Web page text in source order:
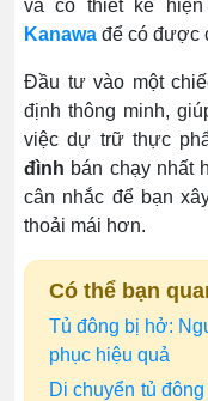
và có thiết kế
Kanawa để có được
Đầu tư vào một
định thông minh,
việc dự trữ thực
đình bán chạy nhất
cân nhắc để bạn
thoải mái hơn.
Có thể bạn
Tủ đông bị hở:
phục hiệu quả
Di chuyển tủ